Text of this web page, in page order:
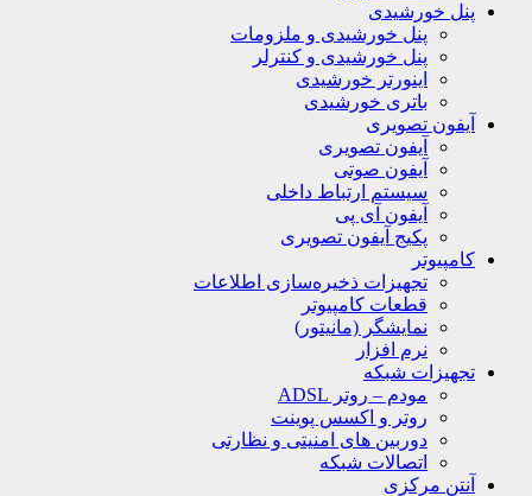
پنل خورشیدی
پنل خورشیدی و ملزومات
پنل خورشیدی و کنترلر
اینورتر خورشیدی
باتری خورشیدی
آیفون تصویری
آیفون تصویری
آیفون صوتی
سیستم ارتباط داخلی
آیفون آی پی
پکیج آیفون تصویری
کامپیوتر
تجهیزات ذخیره‌سازی اطلاعات
قطعات کامپیوتر
نمایشگر (مانیتور)
نرم افزار
تجهیزات شبکه
مودم – روتر ADSL
روتر و اکسس پوینت
دوربین های امنیتی و نظارتی
اتصالات شبکه
آنتن مرکزی